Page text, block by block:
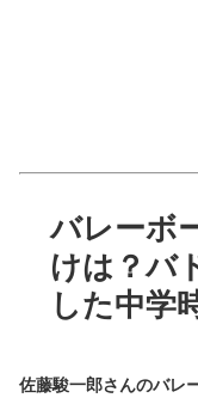
バレーボ
けは？バ
した中学
佐藤駿一郎さんのバレ